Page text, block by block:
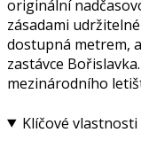
originální
zásadami
dostupná metrem,
zastávce
mezinárodního
Klíčové vlastnosti